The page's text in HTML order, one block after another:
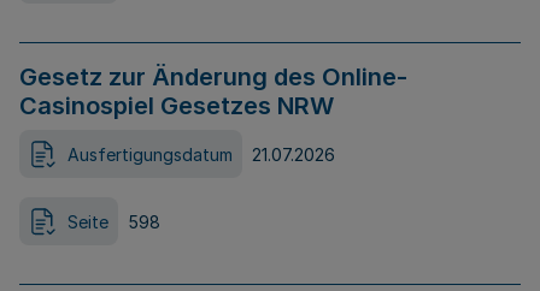
Gesetz zur Änderung des Online-
Casinospiel Gesetzes NRW
Ausfertigungsdatum 21.07.2026
Seite 598